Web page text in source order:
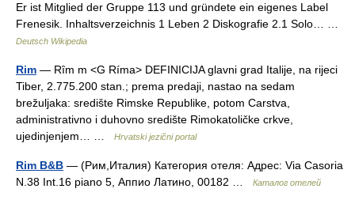
Er ist Mitglied der Gruppe 113 und gründete ein eigenes Label
Frenesik. Inhaltsverzeichnis 1 Leben 2 Diskografie 2.1 Solo… …
Deutsch Wikipedia
Rim — Rȋm m <G Ríma> DEFINICIJA glavni grad Italije, na rijeci
Tiber, 2.775.200 stan.; prema predaji, nastao na sedam
brežuljaka: središte Rimske Republike, potom Carstva,
administrativno i duhovno središte Rimokatoličke crkve,
ujedinjenjem… …
Hrvatski jezični portal
Rim B&B — (Рим,Италия) Категория отеля: Адрес: Via Casoria
N.38 Int.16 piano 5, Аппио Латино, 00182 …
Каталог отелей